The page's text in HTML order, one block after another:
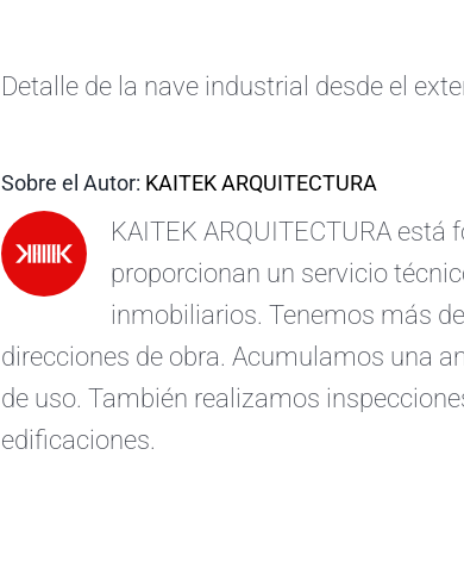
Detalle de la nave industrial desde el
Sobre el Autor: KAITEK ARQUITECTURA
KAITEK ARQUITECTURA
proporcionan un servicio
inmobiliarios. Tenemos más
direcciones de obra. Acumulamos una
de uso. También realizamos
edificaciones.